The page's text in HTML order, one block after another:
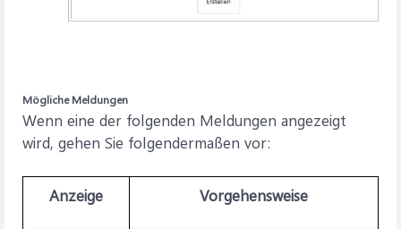
Mögliche Meldungen
Wenn eine der folgenden Meldungen angezeigt
wird, gehen Sie folgendermaßen vor:
Anzeige Vorgehensweise